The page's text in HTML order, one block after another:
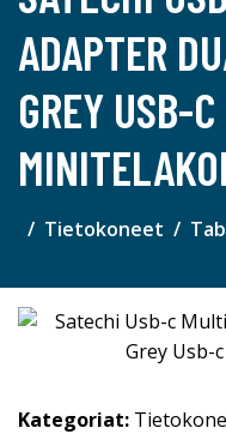
ADAPTER
GREY USB-C
Tietokoneet
Kategoriat: